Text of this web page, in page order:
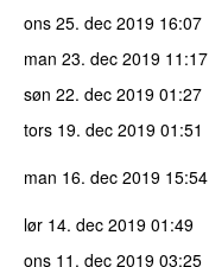
ons 25. dec 2019 16:07
man 23. dec 2019 11:17
søn 22. dec 2019 01:27
tors 19. dec 2019 01:51
man 16. dec 2019 15:54
lør 14. dec 2019 01:49
ons 11. dec 2019 03:25